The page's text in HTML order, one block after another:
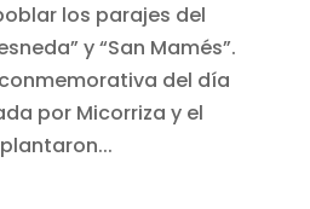
los parajes del
y “San Mamés”.
del día
por Micorriza y el